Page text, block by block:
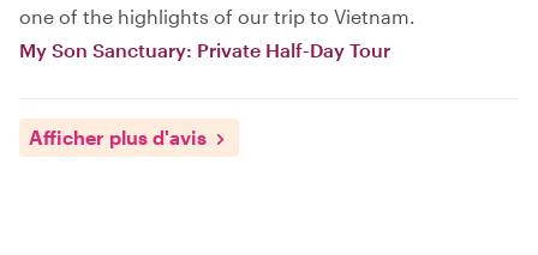
one of the highlights of our trip to Vietnam.
My Son Sanctuary: Private Half-Day Tour
Afficher plus d'avis